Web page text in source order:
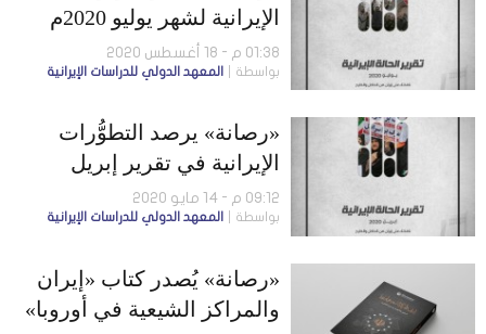
الإيرانية لشهر يوليو 2020م
01:38 م - 18 أغسطس 2020
بواسطة المعهد الدولي للدراسات الإيرانية
«رصانة» يرصد التطوُّرات
الإيرانية في تقرير إبريل
2020م
09:12 م - 14 مايو 2020
بواسطة المعهد الدولي للدراسات الإيرانية
«رصانة» يُصدر كتاب «إيران
والمراكز الشيعية في أوروبا»